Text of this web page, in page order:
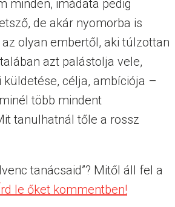
minden, imádata pedig
de akár nyomorba is
olyan embertől, aki túlzottan
azt palástolja vele,
küldetése, célja, ambíciója –
több mindent
tanulhatnál tőle a rossz
tanácsaid”? Mitől áll fel a
le őket kommentben!